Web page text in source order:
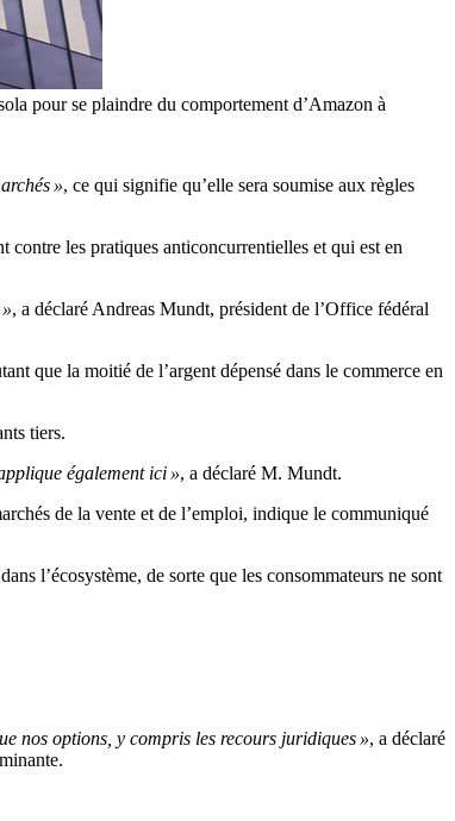
pour se plaindre du comportement d’Amazon à
», ce qui signifie qu’elle sera soumise aux règles
les pratiques anticoncurrentielles et qui est en
, a déclaré Andreas Mundt, président de l’Office fédéral
que la moitié de l’argent dépensé dans le commerce en
tiers.
également ici », a déclaré M. Mundt.
de la vente et de l’emploi, indique le communiqué
l’écosystème, de sorte que les consommateurs ne sont
nos options, y compris les recours juridiques », a déclaré